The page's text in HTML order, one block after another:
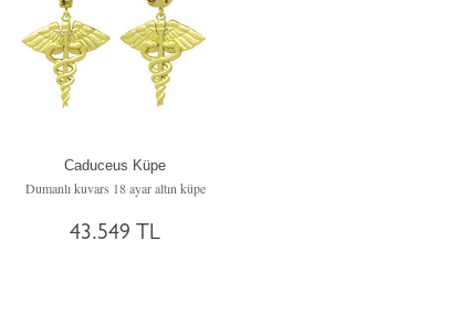
Caduceus Küpe
Dumanlı kuvars 18 ayar altın küpe
43.549 TL